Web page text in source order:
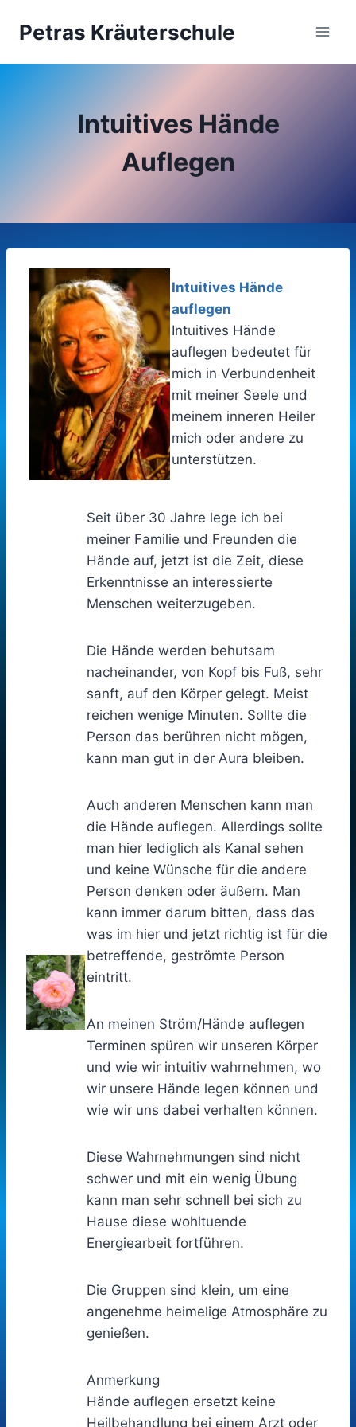
InhaltPetras Kräuterschule
Intuitives Hände
Auflegen
Intuitives Hände
auflegen
Intuitives Hände
auflegen bedeutet für
mich in Verbundenheit
mit meiner Seele und
meinem inneren Heiler
mich oder andere zu
unterstützen.
Seit über 30 Jahre lege ich bei
meiner Familie und Freunden die
Hände auf, jetzt ist die Zeit, diese
Erkenntnisse an interessierte
Menschen weiterzugeben.
Die Hände werden behutsam
nacheinander, von Kopf bis Fuß, sehr
sanft, auf den Körper gelegt. Meist
reichen wenige Minuten. Sollte die
Person das berühren nicht mögen,
kann man gut in der Aura bleiben.
Auch anderen Menschen kann man
die Hände auflegen. Allerdings sollte
man hier lediglich als Kanal sehen
und keine Wünsche für die andere
Person denken oder äußern. Man
kann immer darum bitten, dass das
was im hier und jetzt richtig ist für die
betreffende, geströmte Person
eintritt.
An meinen Ström/Hände auflegen
Terminen spüren wir unseren Körper
und wie wir intuitiv wahrnehmen, wo
wir unsere Hände legen können und
wie wir uns dabei verhalten können.
Diese Wahrnehmungen sind nicht
schwer und mit ein wenig Übung
kann man sehr schnell bei sich zu
Hause diese wohltuende
Energiearbeit fortführen.
Die Gruppen sind klein, um eine
angenehme heimelige Atmosphäre zu
genießen.
Anmerkung
Hände auflegen ersetzt keine
Heilbehandlung bei einem Arzt oder